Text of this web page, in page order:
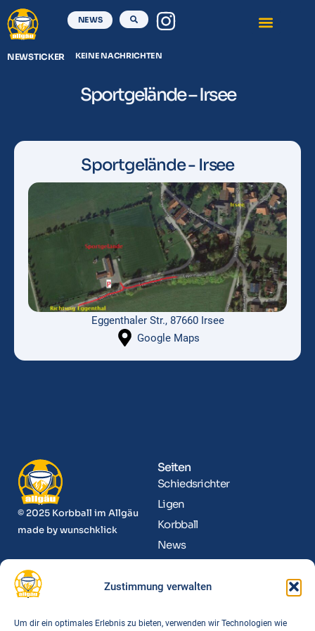
Zustimmung verwalten
Um dir ein optimales Erlebnis zu bieten, verwenden wir Technologien wie
NEWS
NEWSTICKER KEINE NACHRICHTEN
Sportgelände – Irsee
Sportgelände - Irsee
Eggenthaler Str., 87660 Irsee
Google Maps
© 2025 Korbball im Allgäu
made bywunschklick
Seiten
Schiedsrichter
Ligen
Korbball
News
Funktionäre